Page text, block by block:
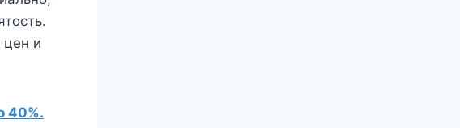
цен и
40%.